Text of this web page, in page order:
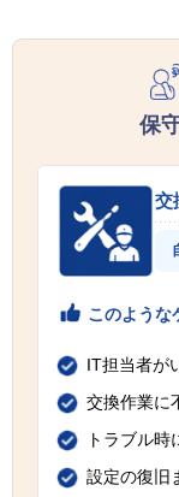
保
交
このような
IT担当者が
交換作業に
トラブル
設定の復旧